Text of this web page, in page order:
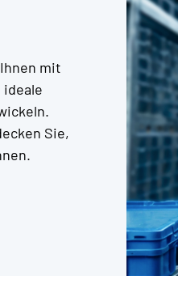
mit
ideale
Sie,